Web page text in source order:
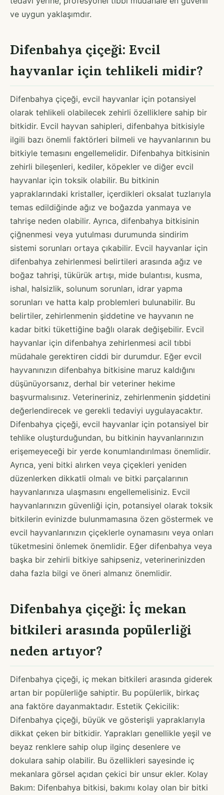
ve uygun yaklaşımdır.
Difenbahya çiçeği: Evcil
hayvanlar için tehlikeli midir?
Difenbahya çiçeği, evcil hayvanlar için potansiyel
olarak tehlikeli olabilecek zehirli özelliklere sahip bir
bitkidir. Evcil hayvan sahipleri, difenbahya bitkisiyle
ilgili bazı önemli faktörleri bilmeli ve hayvanlarının bu
bitkiyle temasını engellemelidir. Difenbahya bitkisinin
zehirli bileşenleri, kediler, köpekler ve diğer evcil
hayvanlar için toksik olabilir. Bu bitkinin
yapraklarındaki kristaller, içerdikleri oksalat tuzlarıyla
temas edildiğinde ağız ve boğazda yanmaya ve
tahrişe neden olabilir. Ayrıca, difenbahya bitkisinin
çiğnenmesi veya yutulması durumunda sindirim
sistemi sorunları ortaya çıkabilir. Evcil hayvanlar için
difenbahya zehirlenmesi belirtileri arasında ağız ve
boğaz tahrişi, tükürük artışı, mide bulantısı, kusma,
ishal, halsizlik, solunum sorunları, idrar yapma
sorunları ve hatta kalp problemleri bulunabilir. Bu
belirtiler, zehirlenmenin şiddetine ve hayvanın ne
kadar bitki tükettiğine bağlı olarak değişebilir. Evcil
hayvanlar için difenbahya zehirlenmesi acil tıbbi
müdahale gerektiren ciddi bir durumdur. Eğer evcil
hayvanınızın difenbahya bitkisine maruz kaldığını
düşünüyorsanız, derhal bir veteriner hekime
başvurmalısınız. Veterineriniz, zehirlenmenin şiddetini
değerlendirecek ve gerekli tedaviyi uygulayacaktır.
Difenbahya çiçeği, evcil hayvanlar için potansiyel bir
tehlike oluşturduğundan, bu bitkinin hayvanlarınızın
erişemeyeceği bir yerde konumlandırılması önemlidir.
Ayrıca, yeni bitki alırken veya çiçekleri yeniden
düzenlerken dikkatli olmalı ve bitki parçalarının
hayvanlarınıza ulaşmasını engellemelisiniz. Evcil
hayvanlarınızın güvenliği için, potansiyel olarak toksik
bitkilerin evinizde bulunmamasına özen göstermek ve
evcil hayvanlarınızın çiçeklerle oynamasını veya onları
tüketmesini önlemek önemlidir. Eğer difenbahya veya
başka bir zehirli bitkiye sahipseniz, veterinerinizden
daha fazla bilgi ve öneri almanız önemlidir.
Difenbahya çiçeği: İç mekan
bitkileri arasında popülerliği
neden artıyor?
Difenbahya çiçeği, iç mekan bitkileri arasında giderek
artan bir popülerliğe sahiptir. Bu popülerlik, birkaç
ana faktöre dayanmaktadır. Estetik Çekicilik:
Difenbahya çiçeği, büyük ve gösterişli yapraklarıyla
dikkat çeken bir bitkidir. Yaprakları genellikle yeşil ve
beyaz renklere sahip olup ilginç desenlere ve
dokulara sahip olabilir. Bu özellikleri sayesinde iç
mekanlara görsel açıdan çekici bir unsur ekler. Kolay
Bakım: Difenbahya bitkisi, bakımı kolay olan bir bitki